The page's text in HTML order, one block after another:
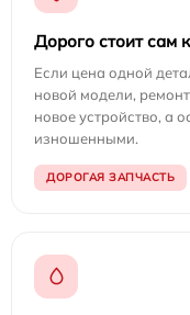
Дорого стоит сам
Если цена одной
новой модели,
новое устройство, а
изношенными.
ДОРОГАЯ ЗАПЧАСТЬ